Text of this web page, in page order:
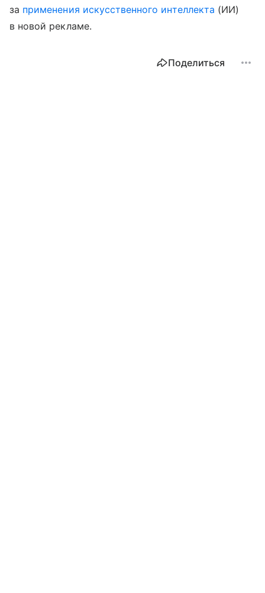
за применения искусственного интеллекта (ИИ)
в новой рекламе.
Поделиться